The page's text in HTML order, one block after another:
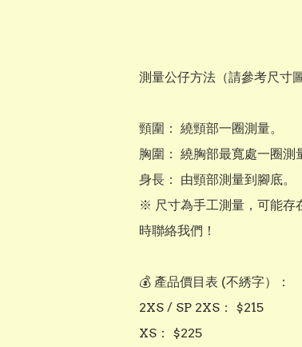
測量公仔方法（請參考尺寸
頸圍： 繞頸部一圈測量。
胸圍： 繞胸部最寬處一圈測
身長： 由頸部測量到腳底。
※ 尺寸為手工測量，可能存
時聯絡我們！
💰 產品價目表 (不綉字）：
2XS / SP 2XS： $215
XS： $225